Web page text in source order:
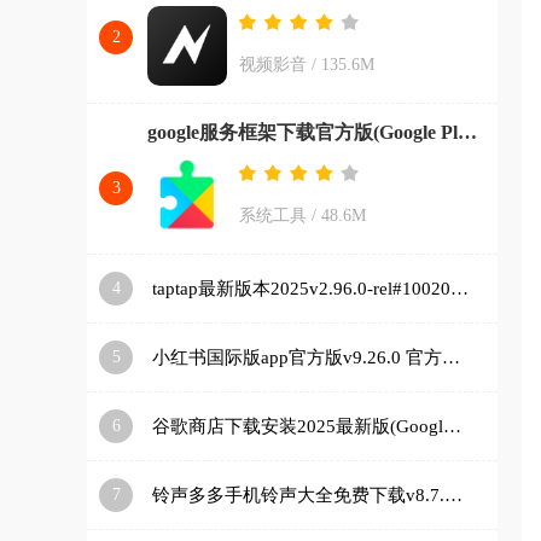
2
视频影音 / 135.6M
3
google服务框架下载官方版(Google Play 服务)v26.11.33 (080306-887465546) (040400-812940054) 安卓版
系统工具 / 48.6M
4 taptap最新版本2025v2.96.0-rel#100200-mkt#100300-rel#100000-rel#100100-mkt#100100-rel#100200-mkt#100100 手机版
5 小红书国际版app官方版v9.26.0 官方正版
6 谷歌商店下载安装2025最新版(Google Play 商店)v48.9.30-23 [0] [PR] 834517506 安卓版
7 铃声多多手机铃声大全免费下载v8.7.85.0 安卓版